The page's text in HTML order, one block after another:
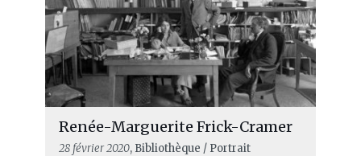
Renée-Marguerite Frick-Cramer
28 février 2020, Bibliothèque / Portrait